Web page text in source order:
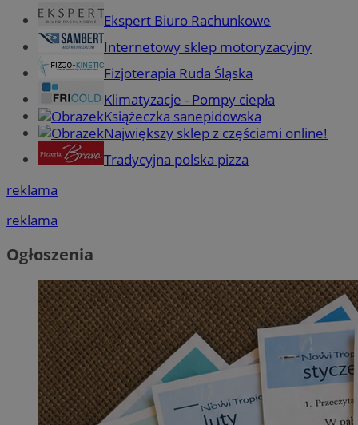
Ekspert Biuro Rachunkowe
Internetowy sklep motoryzacyjny
Fizjoterapia Ruda Śląska
Klimatyzacje - Pompy ciepła
Książeczka sanepidowska
Największy sklep z częściami online!
Tradycyjna polska pizza
reklama
reklama
Ogłoszenia